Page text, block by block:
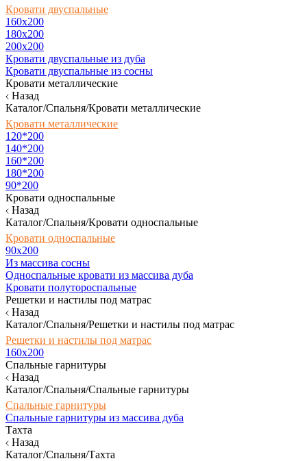
Кровати двуспальные
160х200
180x200
200x200
Кровати двуспальные из дуба
Кровати двуспальные из сосны
Кровати металлические
Назад
Каталог/Спальня/Кровати металлические
Кровати металлические
120*200
140*200
160*200
180*200
90*200
Кровати односпальные
Назад
Каталог/Спальня/Кровати односпальные
Кровати односпальные
90х200
Из массива сосны
Односпальные кровати из массива дуба
Кровати полутороспальные
Решетки и настилы под матрас
Назад
Каталог/Спальня/Решетки и настилы под матрас
Решетки и настилы под матрас
160х200
Спальные гарнитуры
Назад
Каталог/Спальня/Спальные гарнитуры
Спальные гарнитуры
Спальные гарнитуры из массива дуба
Тахта
Назад
Каталог/Спальня/Тахта